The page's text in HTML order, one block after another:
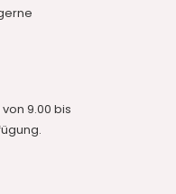
9.00 bis